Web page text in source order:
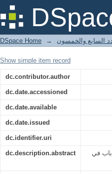
الجلوس في الطرقات
DSpace Home →
Show simple item record
dc.contributor.author
dc.date.accessioned
dc.date.available
dc.date.issued
dc.identifier.uri
dc.description.abstract في